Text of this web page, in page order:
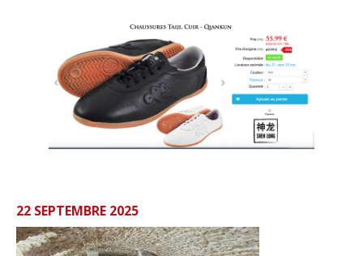
22 SEPTEMBRE 2025